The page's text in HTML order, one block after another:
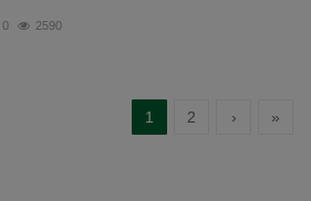
0 2590
1 2 › »